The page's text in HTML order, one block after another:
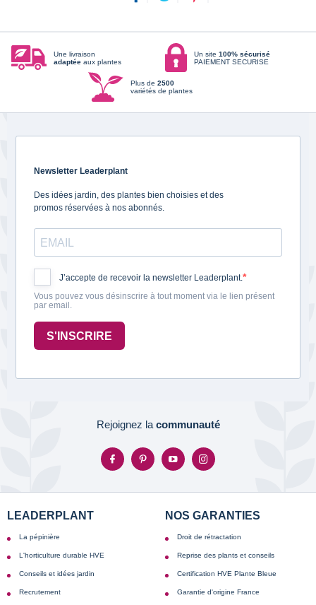
Une livraison
adaptée aux plantes
Un site 100% sécurisé
PAIEMENT SECURISE
Plus de 2500
variétés de plantes
Newsletter Leaderplant
Des idées jardin, des plantes bien choisies et des
promos réservées à nos abonnés.
J’accepte de recevoir la newsletter Leaderplant.
Vous pouvez vous désinscrire à tout moment via le lien présent
par email.
S'INSCRIRE
Rejoignez la communauté
LEADERPLANT
La pépinière
L'horticulture durable HVE
Conseils et idées jardin
Recrutement
NOS GARANTIES
Droit de rétractation
Reprise des plants et conseils
Certification HVE Plante Bleue
Garantie d'origine France